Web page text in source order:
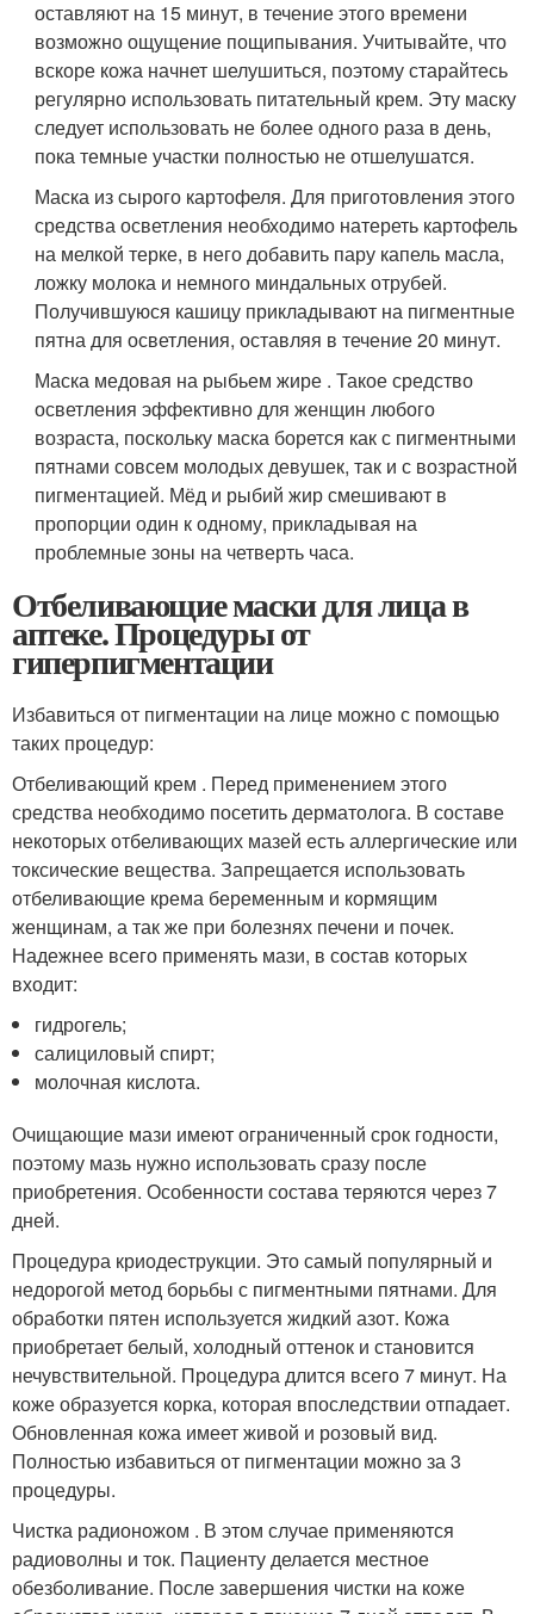
оставляют на 15 минут, в течение этого времени
возможно ощущение пощипывания. Учитывайте, что
вскоре кожа начнет шелушиться, поэтому старайтесь
регулярно использовать питательный крем. Эту маску
следует использовать не более одного раза в день,
пока темные участки полностью не отшелушатся.
Маска из сырого картофеля. Для приготовления этого
средства осветления необходимо натереть картофель
на мелкой терке, в него добавить пару капель масла,
ложку молока и немного миндальных отрубей.
Получившуюся кашицу прикладывают на пигментные
пятна для осветления, оставляя в течение 20 минут.
Маска медовая на рыбьем жире . Такое средство
осветления эффективно для женщин любого
возраста, поскольку маска борется как с пигментными
пятнами совсем молодых девушек, так и с возрастной
пигментацией. Мёд и рыбий жир смешивают в
пропорции один к одному, прикладывая на
проблемные зоны на четверть часа.
Отбеливающие маски для лица в
аптеке. Процедуры от
гиперпигментации
Избавиться от пигментации на лице можно с помощью
таких процедур:
Отбеливающий крем . Перед применением этого
средства необходимо посетить дерматолога. В составе
некоторых отбеливающих мазей есть аллергические или
токсические вещества. Запрещается использовать
отбеливающие крема беременным и кормящим
женщинам, а так же при болезнях печени и почек.
Надежнее всего применять мази, в состав которых
входит:
гидрогель;
салициловый спирт;
молочная кислота.
Очищающие мази имеют ограниченный срок годности,
поэтому мазь нужно использовать сразу после
приобретения. Особенности состава теряются через 7
дней.
Процедура криодеструкции. Это самый популярный и
недорогой метод борьбы с пигментными пятнами. Для
обработки пятен используется жидкий азот. Кожа
приобретает белый, холодный оттенок и становится
нечувствительной. Процедура длится всего 7 минут. На
коже образуется корка, которая впоследствии отпадает.
Обновленная кожа имеет живой и розовый вид.
Полностью избавиться от пигментации можно за 3
процедуры.
Чистка радионожом . В этом случае применяются
радиоволны и ток. Пациенту делается местное
обезболивание. После завершения чистки на коже